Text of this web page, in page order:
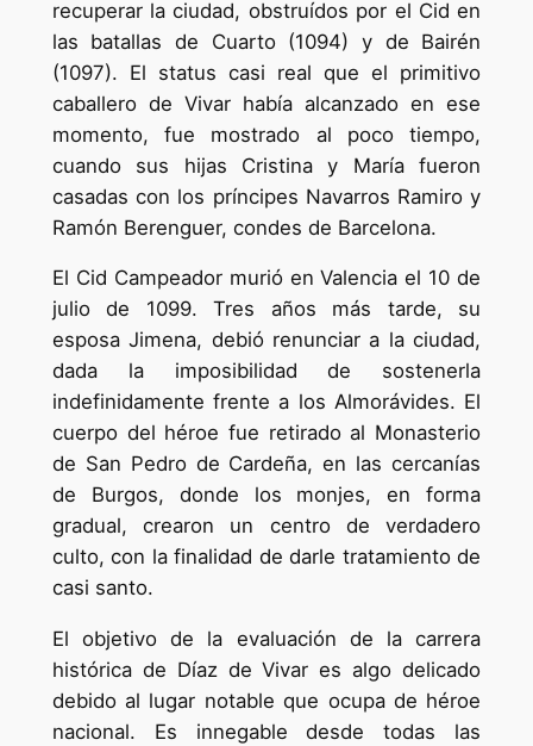
recuperar la ciudad, obstruídos por el Cid en
las batallas de Cuarto (1094) y de Bairén
(1097). El status casi real que el primitivo
caballero de Vivar había alcanzado en ese
momento, fue mostrado al poco tiempo,
cuando sus hijas Cristina y María fueron
casadas con los príncipes Navarros Ramiro y
Ramón Berenguer, condes de Barcelona.
El Cid Campeador murió en Valencia el 10 de
julio de 1099. Tres años más tarde, su
esposa Jimena, debió renunciar a la ciudad,
dada la imposibilidad de sostenerla
indefinidamente frente a los Almorávides. El
cuerpo del héroe fue retirado al Monasterio
de San Pedro de Cardeña, en las cercanías
de Burgos, donde los monjes, en forma
gradual, crearon un centro de verdadero
culto, con la finalidad de darle tratamiento de
casi santo.
El objetivo de la evaluación de la carrera
histórica de Díaz de Vivar es algo delicado
debido al lugar notable que ocupa de héroe
nacional. Es innegable desde todas las